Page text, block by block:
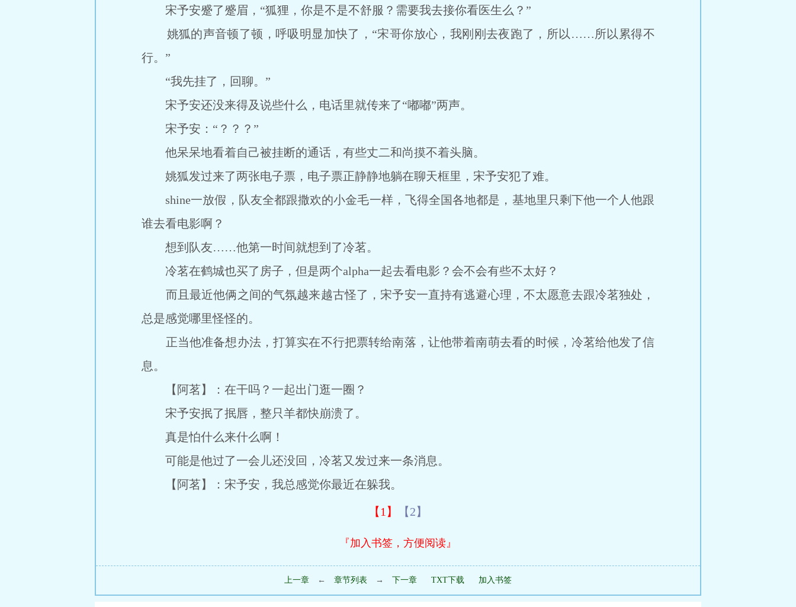
宋予安蹙了蹙眉，“狐狸，你是不是不舒服？需要我去接你看医生么？”
姚狐的声音顿了顿，呼吸明显加快了，“宋哥你放心，我刚刚去夜跑了，所以……所以累得不
行。”
“我先挂了，回聊。”
宋予安还没来得及说些什么，电话里就传来了“嘟嘟”两声。
宋予安：“？？？”
他呆呆地看着自己被挂断的通话，有些丈二和尚摸不着头脑。
姚狐发过来了两张电子票，电子票正静静地躺在聊天框里，宋予安犯了难。
shine一放假，队友全都跟撒欢的小金毛一样，飞得全国各地都是，基地里只剩下他一个人他跟
谁去看电影啊？
想到队友……他第一时间就想到了冷茗。
冷茗在鹤城也买了房子，但是两个alpha一起去看电影？会不会有些不太好？
而且最近他俩之间的气氛越来越古怪了，宋予安一直持有逃避心理，不太愿意去跟冷茗独处，
总是感觉哪里怪怪的。
正当他准备想办法，打算实在不行把票转给南落，让他带着南萌去看的时候，冷茗给他发了信
息。
【阿茗】：在干吗？一起出门逛一圈？
宋予安抿了抿唇，整只羊都快崩溃了。
真是怕什么来什么啊！
可能是他过了一会儿还没回，冷茗又发过来一条消息。
【阿茗】：宋予安，我总感觉你最近在躲我。
【1】 【2】
『加入书签，方便阅读』
上一章 ← 章节列表 → 下一章 TXT下载 加入书签